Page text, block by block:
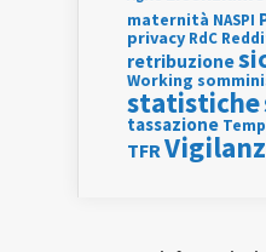
maternità NASPI
privacy RdC
retribuzione
Working
statistiche
tassazione
TFR